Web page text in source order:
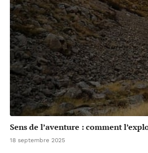
Sens de l’aventure : comment
18 septembre 2025